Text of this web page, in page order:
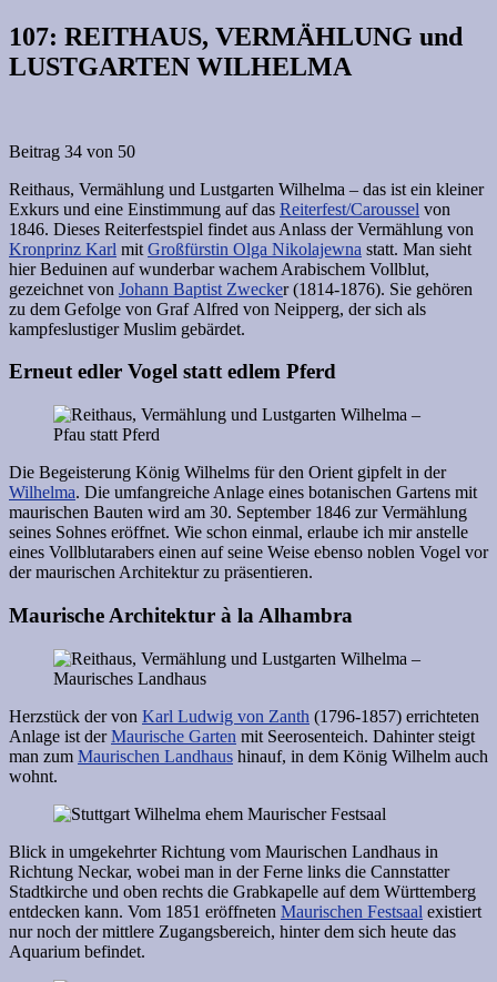
107: REITHAUS, VERMÄHLUNG und
LUSTGARTEN WILHELMA
Beitrag 34 von 50
Reithaus, Vermählung und Lustgarten Wilhelma – das ist ein kleiner
Exkurs und eine Einstimmung auf das Reiterfest/Caroussel von
1846. Dieses Reiterfestspiel findet aus Anlass der Vermählung von
Kronprinz Karl mit Großfürstin Olga Nikolajewna statt. Man sieht
hier Beduinen auf wunderbar wachem Arabischem Vollblut,
gezeichnet von Johann Baptist Zwecker (1814-1876). Sie gehören
zu dem Gefolge von Graf Alfred von Neipperg, der sich als
kampfeslustiger Muslim gebärdet.
Erneut edler Vogel statt edlem Pferd
Die Begeisterung König Wilhelms für den Orient gipfelt in der
Wilhelma. Die umfangreiche Anlage eines botanischen Gartens mit
maurischen Bauten wird am 30. September 1846 zur Vermählung
seines Sohnes eröffnet. Wie schon einmal, erlaube ich mir anstelle
eines Vollblutarabers einen auf seine Weise ebenso noblen Vogel vor
der maurischen Architektur zu präsentieren.
Maurische Architektur à la Alhambra
Herzstück der von Karl Ludwig von Zanth (1796-1857) errichteten
Anlage ist derMaurische Garten mit Seerosenteich. Dahinter steigt
man zum Maurischen Landhaus hinauf, in dem König Wilhelm auch
wohnt.
Blick in umgekehrter Richtung vom Maurischen Landhaus in
Richtung Neckar, wobei man in der Ferne links die Cannstatter
Stadtkirche und oben rechts die Grabkapelle auf dem Württemberg
entdecken kann. Vom 1851 eröffneten Maurischen Festsaal existiert
nur noch der mittlere Zugangsbereich, hinter dem sich heute das
Aquarium befindet.